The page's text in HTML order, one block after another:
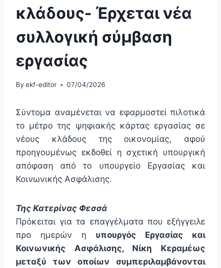
κλάδους- Έρχεται νέα
συλλογική σύμβαση
εργασίας
By ekf-editor 07/04/2026
Σύντομα αναμένεται να εφαρμοστεί πιλοτικά
το μέτρο της ψηφιακής κάρτας εργασίας σε
νέους κλάδους της οικονομίας, αφού
προηγουμένως εκδοθεί η σχετική υπουργική
απόφαση από το υπουργείο Εργασίας και
Κοινωνικής Ασφάλισης.
Της Κατερίνας Φεσσά
Πρόκειται για τα επαγγέλματα που εξήγγειλε
προ ημερών η υπουργός Εργασίας και
Κοινωνικής Ασφάλισης, Νίκη Κεραμέως
μεταξύ των οποίων συμπεριλαμβάνονται